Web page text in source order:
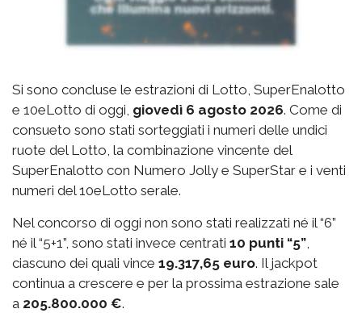
Si sono concluse le estrazioni di Lotto, SuperEnalotto
e 10eLotto di oggi, giovedì 6 agosto 2026. Come di
consueto sono stati sorteggiati i numeri delle undici
ruote del Lotto, la combinazione vincente del
SuperEnalotto con Numero Jolly e SuperStar e i venti
numeri del 10eLotto serale.
Nel concorso di oggi non sono stati realizzati né il “6”
né il “5+1”, sono stati invece centrati 10 punti “5”,
ciascuno dei quali vince 19.317,65 euro. Il jackpot
continua a crescere e per la prossima estrazione sale
a 205.800.000 €.